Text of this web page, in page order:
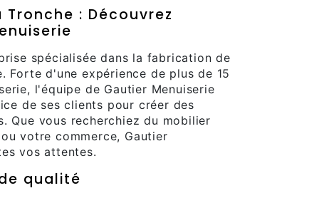
: Découvrez
spécialisée dans la fabrication de
Forte d'une expérience de plus de 15
l'équipe de Gautier Menuiserie
de ses clients pour créer des
Que vous recherchiez du mobilier
votre commerce, Gautier
vos attentes.
qualité